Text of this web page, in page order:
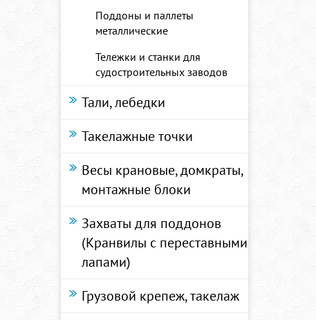
Поддоны и паллеты
металлические
Тележки и станки для
судостроительных заводов
Тали, лебедки
Такелажные точки
Весы крановые, домкраты,
монтажные блоки
Захваты для поддонов
(Кранвилы с переставными
лапами)
Грузовой крепеж, такелаж